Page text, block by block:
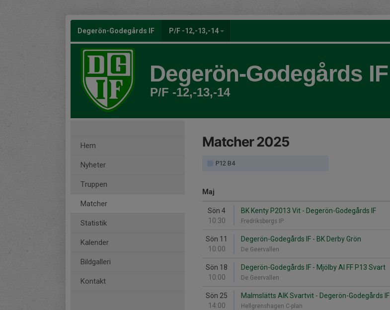
Degerön-Godegårds IF P/F -12,-13,-14
Degerön-Godegårds IF
P/F -12,-13,-14
Hem
Nyheter
Truppen
Matcher
Statistik
Kalender
Bildgalleri
Kontakt
Matcher 2025
P12 B4
Maj
Sön 4
10:30
BK Kenty P2013 Vit - Degerön-Godegårds IF
Fredriksbergs IP
Sön 11
10:00
Degerön-Godegårds IF - BK Derby Grön
De Geervallen
Sön 18
10:00
Degerön-Godegårds IF - Mjölby AI FF P13 Svart
De Geervallen
Sön 25
14:00
Malmslätts AIK Svartvit - Degerön-Godegårds IF
Hellgrenshagen C-plan